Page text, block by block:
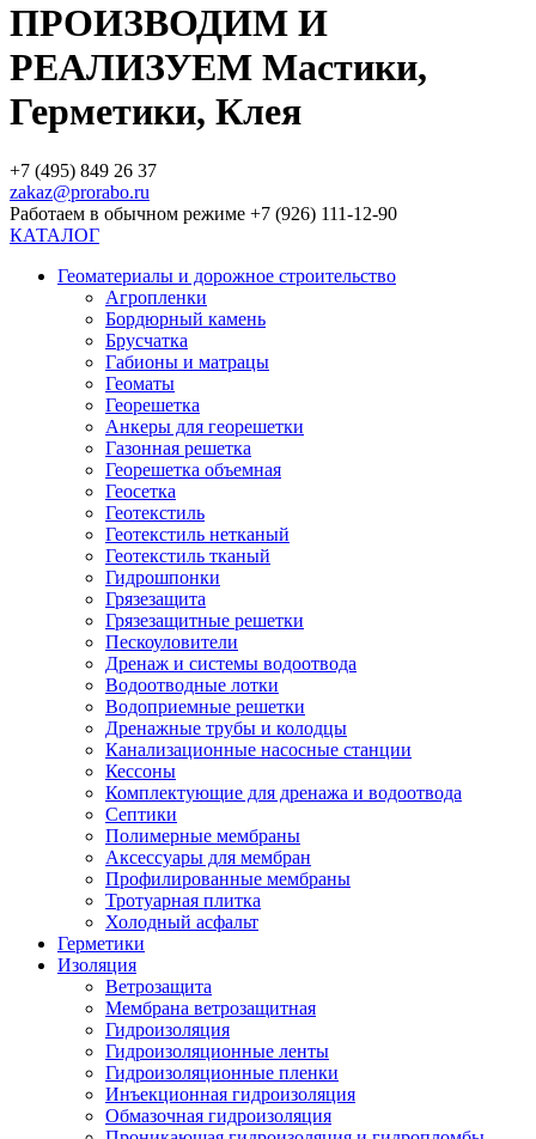
ПРОИЗВОДИМ И
РЕАЛИЗУЕМ Мастики,
Герметики, Клея
+7 (495) 849 26 37
zakaz@prorabo.ru
Работаем в обычном режиме +7 (926) 111-12-90
КАТАЛОГ
Геоматериалы и дорожное строительство
Агропленки
Бордюрный камень
Брусчатка
Габионы и матрацы
Геоматы
Георешетка
Анкеры для георешетки
Газонная решетка
Георешетка объемная
Геосетка
Геотекстиль
Геотекстиль нетканый
Геотекстиль тканый
Гидрошпонки
Грязезащита
Грязезащитные решетки
Пескоуловители
Дренаж и системы водоотвода
Водоотводные лотки
Водоприемные решетки
Дренажные трубы и колодцы
Канализационные насосные станции
Кессоны
Комплектующие для дренажа и водоотвода
Септики
Полимерные мембраны
Аксессуары для мембран
Профилированные мембраны
Тротуарная плитка
Холодный асфальт
Герметики
Изоляция
Ветрозащита
Мембрана ветрозащитная
Гидроизоляция
Гидроизоляционные ленты
Гидроизоляционные пленки
Инъекционная гидроизоляция
Обмазочная гидроизоляция